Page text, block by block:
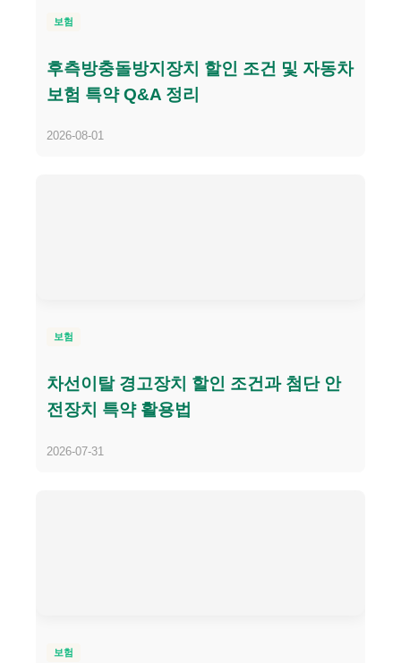
보험
후측방충돌방지장치 할인 조건 및 자동차
보험 특약 Q&A 정리
2026-08-01
보험
차선이탈 경고장치 할인 조건과 첨단 안
전장치 특약 활용법
2026-07-31
보험